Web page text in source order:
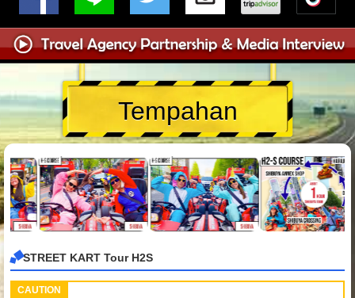
Tempahan
STREET KART Tour H2S
CAUTION